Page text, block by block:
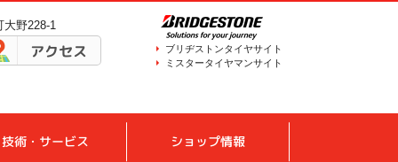
大野228-1
アクセス
ブリヂストンタイヤサイト
ミスタータイヤマンサイト
技術・サービス ショップ情報